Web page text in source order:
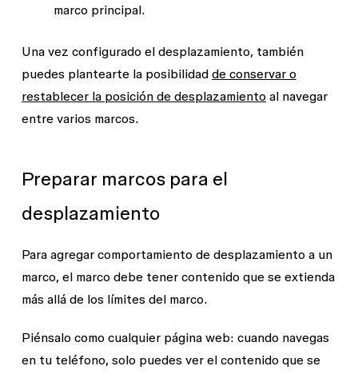
marco principal.
Una vez configurado el desplazamiento, también
puedes plantearte la posibilidad de conservar o
restablecer la posición de desplazamiento al navegar
entre varios marcos.
Preparar marcos para el
desplazamiento
Para agregar comportamiento de desplazamiento a un
marco, el marco debe tener contenido que se extienda
más allá de los límites del marco.
Piénsalo como cualquier página web: cuando navegas
en tu teléfono, solo puedes ver el contenido que se